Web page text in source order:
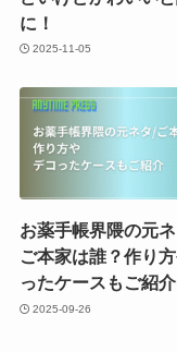
に！
2025-11-05
お薬手帳界隈の元
ご本家は誰？作り
ったケースもご紹介
2025-09-26